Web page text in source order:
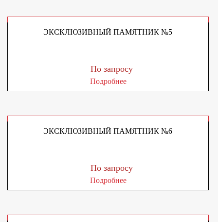
ЭКСКЛЮЗИВНЫЙ ПАМЯТНИК №5
По запросу
Подробнее
ЭКСКЛЮЗИВНЫЙ ПАМЯТНИК №6
По запросу
Подробнее